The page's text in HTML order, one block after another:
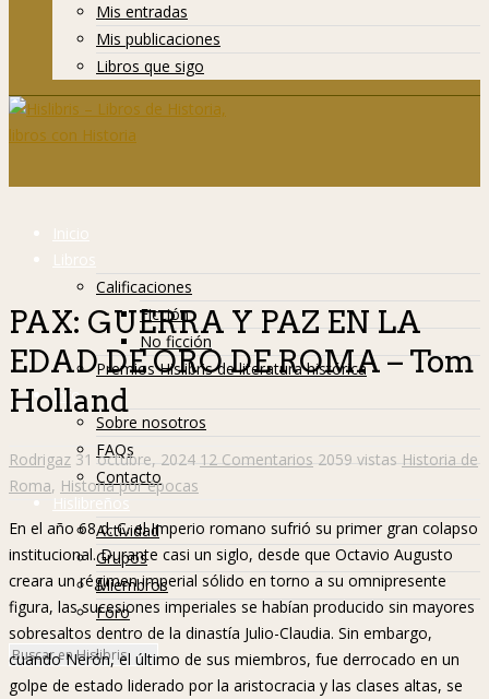
Mis entradas
Mis publicaciones
Libros que sigo
Inicio
Libros
Calificaciones
Ficción
No ficción
Premios Hislibris de literatura histórica
Info
Sobre nosotros
FAQs
Contacto
Hislibreños
Actividad
Grupos
Miembros
Foro
PAX: GUERRA Y PAZ EN LA
EDAD DE ORO DE ROMA – Tom
Holland
Rodrigaz 31 octubre, 2024 12 Comentarios 2059 vistas Historia de
Roma, Historia por épocas
En el año 68 d. C. el Imperio romano sufrió su primer gran colapso
institucional. Durante casi un siglo, desde que Octavio Augusto
creara un régimen imperial sólido en torno a su omnipresente
figura, las sucesiones imperiales se habían producido sin mayores
sobresaltos dentro de la dinastía Julio-Claudia. Sin embargo,
cuando Nerón, el último de sus miembros, fue derrocado en un
golpe de estado liderado por la aristocracia y las clases altas, se